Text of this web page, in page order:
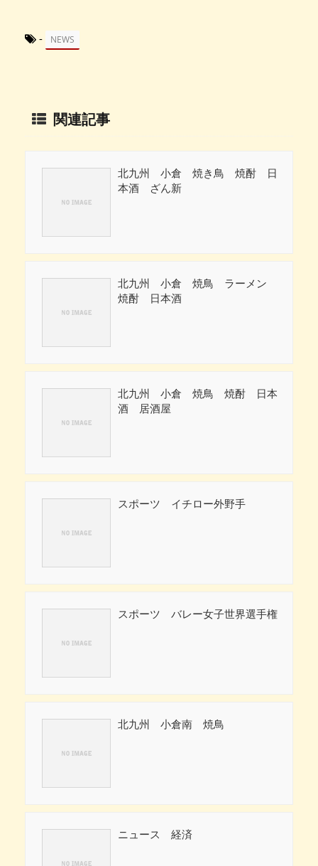
- NEWS
関連記事
北九州 小倉 焼き鳥 焼酎 日
本酒 ざん新
北九州 小倉 焼鳥 ラーメン
焼酎 日本酒
北九州 小倉 焼鳥 焼酎 日本
酒 居酒屋
スポーツ イチロー外野手
スポーツ バレー女子世界選手権
北九州 小倉南 焼鳥
ニュース 経済